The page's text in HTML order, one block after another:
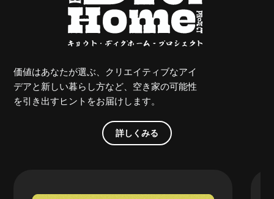
価値はあなたが選ぶ、クリエイティブなアイ
デアと新しい暮らし方など、空き家の可能性
を引き出すヒントをお届けします。
詳しくみる